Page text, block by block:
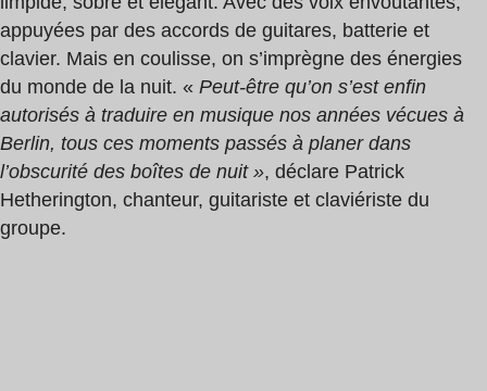
appuyées par des accords de guitares, batterie et
clavier. Mais en coulisse, on s’imprègne des énergies
du monde de la nuit. « Peut-être qu’on s’est enfin
autorisés à traduire en musique nos années vécues à
Berlin, tous ces moments passés à planer dans
l’obscurité des boîtes de nuit », déclare Patrick
Hetherington, chanteur, guitariste et claviériste du
groupe.